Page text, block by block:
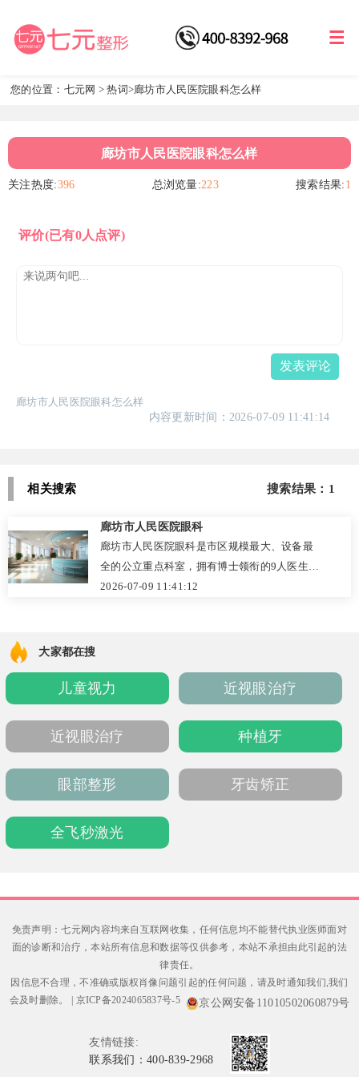
您的位置： 七元网 >热词 >廊坊市人民医院眼科怎么样
廊坊市人民医院眼科怎么样
关注热度:396 总浏览量:223 搜索结果: 1
评价(已有0人点评)
发表评论
廊坊市人民医院眼科怎么样
内容更新时间：2026-07-09 11:41:14
相关搜索 搜索结果：1
廊坊市人民医院眼科
廊坊市人民医院眼科是市区规模最大、设备最
全的公立重点科室，拥有博士领衔的9人医生团
队，累计完成超6万例手术。科室配备德国蔡司
副主任医师的诊疗下，手术效果显著、服务细
致。价格透明（如白内障手术8000-26000元/单
眼，全飞秒18800-22800元/双眼），提供官网
及电话预约，地址在广阳区新华路37号。
2026-07-09 11:41:12
大家都在搜
儿童视力 近视眼治疗
近视眼治疗 种植牙
眼部整形 牙齿矫正
全飞秒激光
免责声明：七元网内容均来自互联网收集，任何信息均不能替代执业医师面对
面的诊断和治疗，本站所有信息和数据等仅供参考，本站不承担由此引起的法
律责任。
因信息不合理，不准确或版权肖像问题引起的任何问题，请及时通知我们,我们
会及时删除。
京ICP备2024065837号-5 京公网安备11010502060879号
友情链接:
联系我们：400-839-2968